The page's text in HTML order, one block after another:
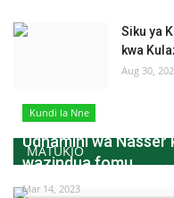
Siku ya
kwa
Aug 30,
MATUKIO
Kundi la Nne
Udhamini wa
wazindua fomu...
Mar 14, 2023